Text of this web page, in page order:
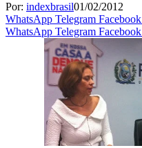
Por: indexbrasil01/02/2012
WhatsApp Telegram Facebook
WhatsApp Telegram Facebook